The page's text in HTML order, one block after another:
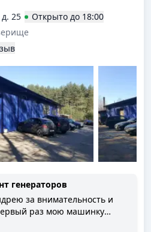
25
Открыто до 18:00
генераторов
за внимательность и
раз мою машинку
декабря 2018 года на